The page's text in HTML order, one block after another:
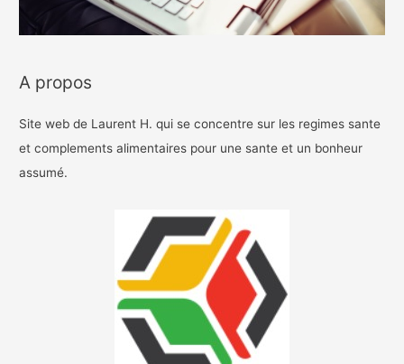
A propos
Site web de Laurent H. qui se concentre sur les regimes sante
et complements alimentaires pour une sante et un bonheur
assumé.